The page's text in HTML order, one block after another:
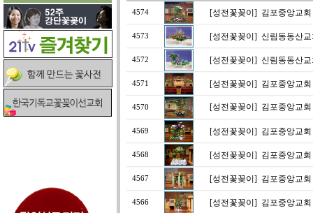
4574 [성전꽃꽂이] 김포중앙교회
4573 [성전꽃꽂이] 신림동동산
4572 [성전꽃꽂이] 신림동동산
4571 [성전꽃꽂이] 김포중앙교회
4570 [성전꽃꽂이] 김포중앙교회
4569 [성전꽃꽂이] 김포중앙교회
4568 [성전꽃꽂이] 김포중앙교회
4567 [성전꽃꽂이] 김포중앙교회
4566 [성전꽃꽂이] 김포중앙교회